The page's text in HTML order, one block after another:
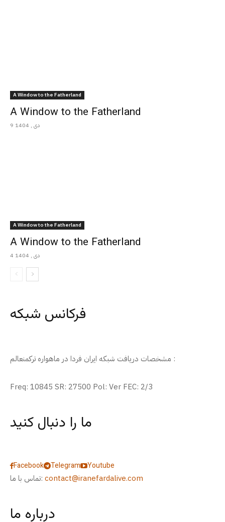
A Window to the Fatherland
A Window to the Fatherland
9 دی , 1404
A Window to the Fatherland
A Window to the Fatherland
4 دی , 1404
فرکانس شبکه
مشخصات دریافت شبکه ایران فردا در ماهواره ترکمنعالم :
Freq: 10845 SR: 27500 Pol: Ver FEC: 2/3
ما را دنبال کنید
Facebook Telegram
Youtube
تماس با ما: contact@iranefardalive.com
درباره ما